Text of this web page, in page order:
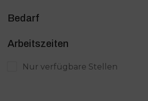
Shopbetreuung / e-Commerce
Social Media Management
Bedarf
Arbeitszeiten
Nur verfügbare Stellen